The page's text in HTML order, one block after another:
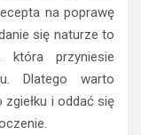
na poprawę
się naturze to
która przyniesie
Dlatego warto
i oddać się